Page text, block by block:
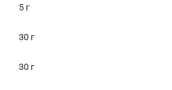
5 г
30 г
30 г